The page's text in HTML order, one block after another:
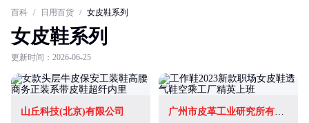
百科 / 日用百货 / 女皮鞋系列
女皮鞋系列
更新时间：2026-06-25
山丘科技(北京)有限公司 广州市皮革工业研究所有限公司